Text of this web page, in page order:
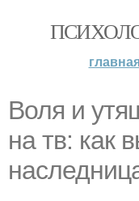
Воля и
на тв: как